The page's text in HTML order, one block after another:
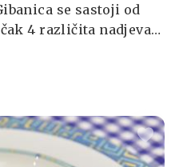
se sastoji od
4 različita nadjeva